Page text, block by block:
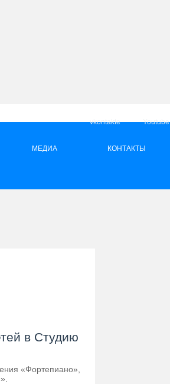
vkontakte Youtube
МЕДИА КОНТАКТЫ
в Студию
«Фортепиано»,